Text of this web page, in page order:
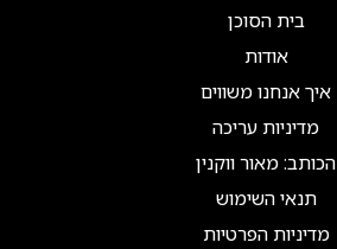
בית הסוכן
אודות
איך אנחנו משווים
מדיניות עריכה
הכותב: מאור ווקנין
תנאי השימוש
מדיניות הפרטיות